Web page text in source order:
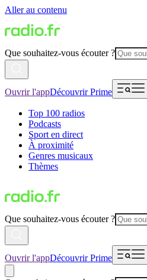
Aller au contenu
Que souhaitez-vous écouter ?
Ouvrir l'appDécouvrir Prime
Top 100 radios
Podcasts
Sport en direct
À proximité
Genres musicaux
Thèmes
Que souhaitez-vous écouter ?
Ouvrir l'appDécouvrir Prime